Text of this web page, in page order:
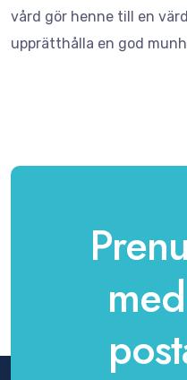
vård gör henne till en
upprätthålla en god